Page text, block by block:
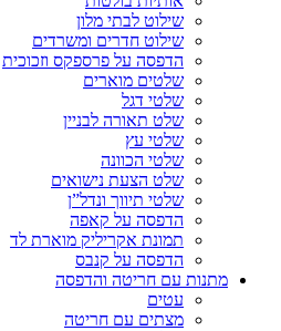
שילוט לבתי מלון
שילוט חדרים ומשרדים
הדפסה על פרספקס וזכוכית
שלטים מוארים
שלטי דגל
שלט תאורה לבניין
שלטי עץ
שלטי הכוונה
שלט הצעת נישואים
שלטי תיווך ונדל”ן
הדפסה על קאפה
תמונת אקריליק מוארת לד
הדפסה על קנבס
מתנות עם חריטה והדפסה
עטים
מצתים עם חריטה